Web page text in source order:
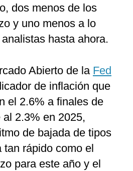
dos menos de los
y uno menos a lo
hasta ahora.
Abierto de la Fed
de inflación que
el 2.6% a finales de
2.3% en 2025,
de bajada de tipos
tan rápido como el
para este año y el